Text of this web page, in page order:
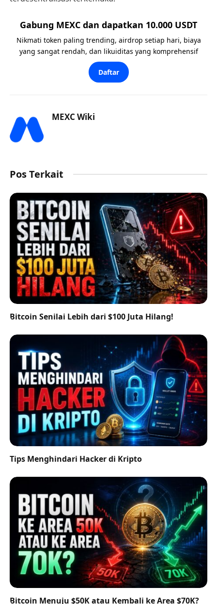
Gabung MEXC dan dapatkan 10.000 USDT
Nikmati token paling trending, airdrop setiap hari, biaya
yang sangat rendah, dan likuiditas yang komprehensif
Daftar
MEXC Wiki
Pos Terkait
Bitcoin Senilai Lebih dari $100 Juta Hilang!
Tips Menghindari Hacker di Kripto
Bitcoin Menuju $50K atau Kembali ke Area $70K?